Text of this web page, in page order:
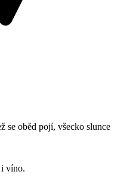
se oběd pojí, všecko slunce
víno.